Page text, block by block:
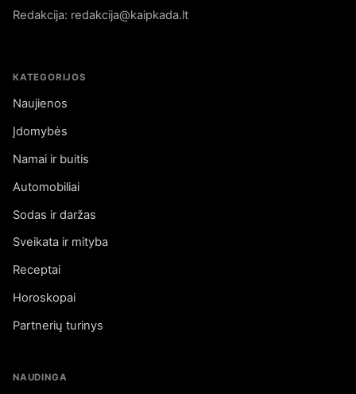
Redakcija: redakcija@kaipkada.lt
KATEGORIJOS
Naujienos
Įdomybės
Namai ir buitis
Automobiliai
Sodas ir daržas
Sveikata ir mityba
Receptai
Horoskopai
Partnerių turinys
NAUDINGA